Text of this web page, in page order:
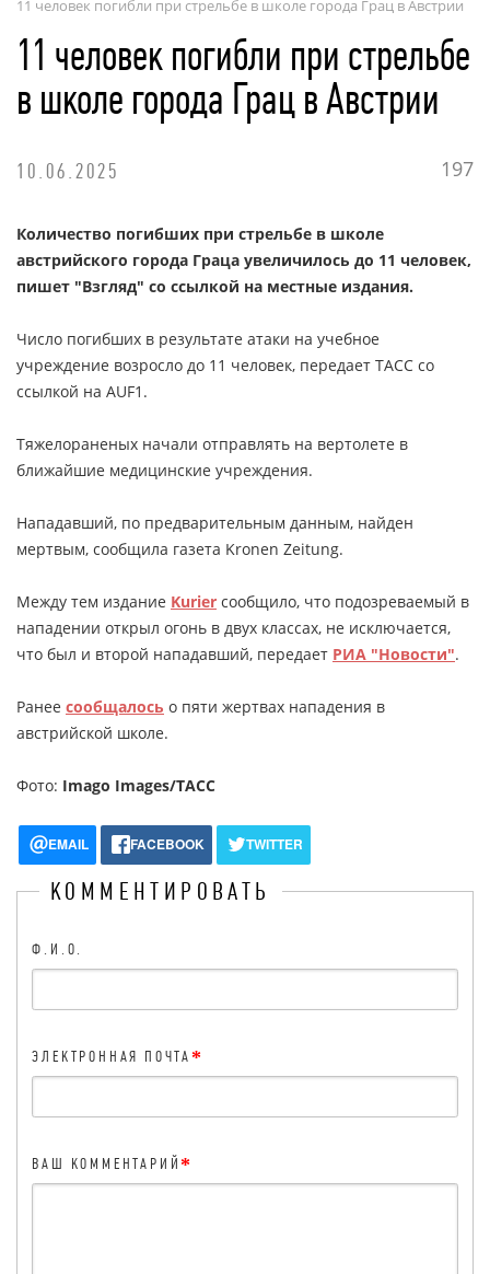
ОНЛАЙН - СЕРВИСЫ
11 человек погибли при стрельбе в школе города Грац в Австрии
11 человек погибли при стрельбе
в школе города Грац в Австрии
10.06.2025 197
Количество погибших при стрельбе в школе
австрийского города Граца увеличилось до 11 человек,
пишет "Взгляд" со ссылкой на местные издания.
Число погибших в результате атаки на учебное
учреждение возросло до 11 человек, передает ТАСС со
ссылкой на AUF1.
Тяжелораненых начали отправлять на вертолете в
ближайшие медицинские учреждения.
Нападавший, по предварительным данным, найден
мертвым, сообщила газета Kronen Zeitung.
Между тем издание Kurier сообщило, что подозреваемый в
нападении открыл огонь в двух классах, не исключается,
что был и второй нападавший, передает РИА "Новости".
Ранее сообщалось о пяти жертвах нападения в
австрийской школе.
Фото: Imago Images/ТАСС
EMAIL FACEBOOK TWITTER
КОММЕНТИРОВАТЬ
Ф.И.О.
ЭЛЕКТРОННАЯ ПОЧТА *
ВАШ КОММЕНТАРИЙ *